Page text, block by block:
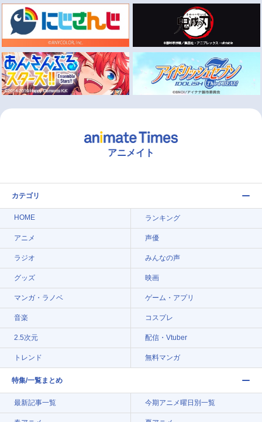
アニメイト
カテゴリ
HOME ランキング
アニメ 声優
ラジオ みんなの声
グッズ 映画
マンガ・ラノベ ゲーム・アプリ
音楽 コスプレ
2.5次元 配信・Vtuber
トレンド 無料マンガ
特集/一覧まとめ
最新記事一覧 今期アニメ曜日別一覧